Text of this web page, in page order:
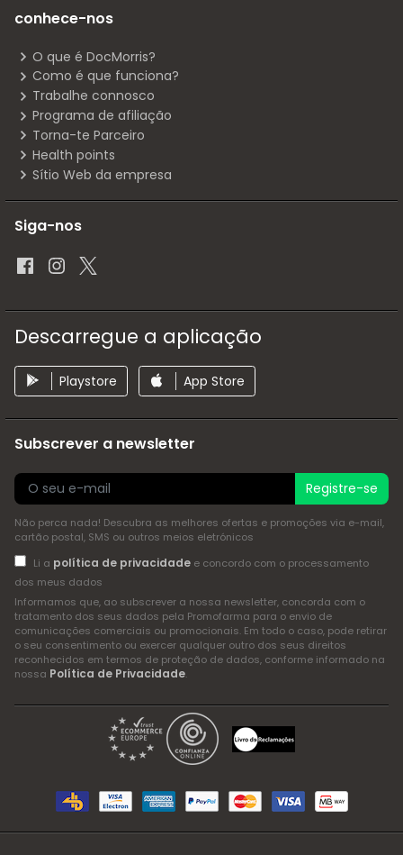
conhece-nos
O que é DocMorris?
Como é que funciona?
Trabalhe connosco
Programa de afiliação
Torna-te Parceiro
Health points
Sítio Web da empresa
Siga-nos
Descarregue a aplicação
Playstore App Store
Subscrever a newsletter
Registre-se
Não perca nada! Descubra as melhores ofertas e promoções via e-mail,
cartão postal, SMS ou outros meios eletrónicos
Li a política de privacidadee concordo com o processamento
dos meus dados
Informamos que, ao subscrever a nossa newsletter, concorda com o
tratamento dos seus dados pela Promofarma para o envio de
comunicações comerciais ou promocionais. Em todo o caso, pode retirar
o seu consentimento ou exercer qualquer outro dos seus direitos
reconhecidos em termos de proteção de dados, conforme informado na
nossa Política de Privacidade.